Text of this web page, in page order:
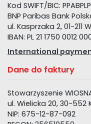
Kod SWIFT/BIC:
BNP Paribas Bank
ul. Kasprzaka 2, 01-211
IBAN: PL 21 1750 0012
International
Dane do faktury
Stowarzyszenie
ul. Wielicka 20, 30-552
NIP: 675-12-87-092